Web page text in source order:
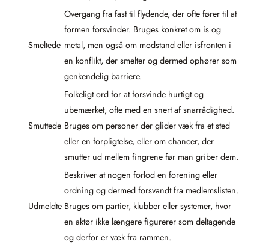
Smeltede
Overgang fra fast til flydende, der ofte fører til at
formen forsvinder. Bruges konkret om is og
metal, men også om modstand eller isfronten i
en konflikt, der smelter og dermed ophører som
genkendelig barriere.
Smuttede
Folkeligt ord for at forsvinde hurtigt og
ubemærket, ofte med en snert af snarrådighed.
Bruges om personer der glider væk fra et sted
eller en forpligtelse, eller om chancer, der
smutter ud mellem fingrene før man griber dem.
Udmeldte
Beskriver at nogen forlod en forening eller
ordning og dermed forsvandt fra medlemslisten.
Bruges om partier, klubber eller systemer, hvor
en aktør ikke længere figurerer som deltagende
og derfor er væk fra rammen.